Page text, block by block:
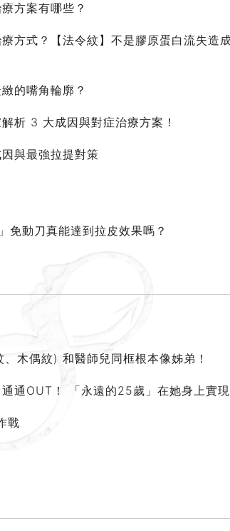
方案有哪些？
方式？【法令紋】不是膠原蛋白流失造
的嘴角輪廓？
析 3 大成因與對症治療方案！
與最強拉提對策
免動刀真能達到拉皮效果嗎？
木偶紋) 和醫師兒同框根本像姊弟！
通OUT！ 「永遠的25歲」在她身上實
戰